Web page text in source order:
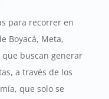
para recorrer en
Boyacá, Meta,
que buscan generar
a través de los
que solo se